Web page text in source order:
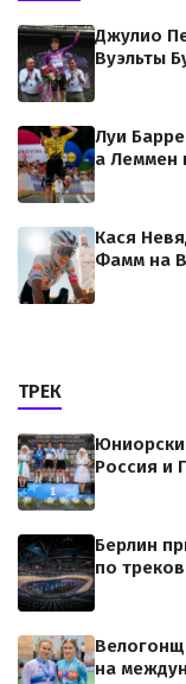
Джулио
Вуэльты
Луи
а Леммен
Кася
Фамм на
ТРЕК
Россия и
Берлин
по
на